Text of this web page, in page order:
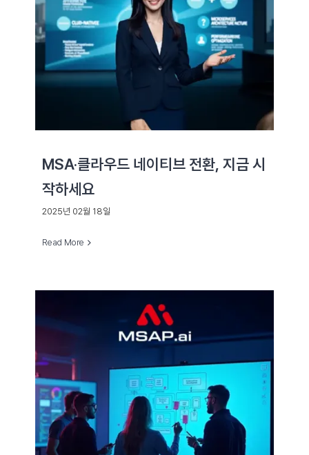
MSA·클라우드 네이티브 전환, 지금 시
작하세요
2025년 02월 18일
Read More